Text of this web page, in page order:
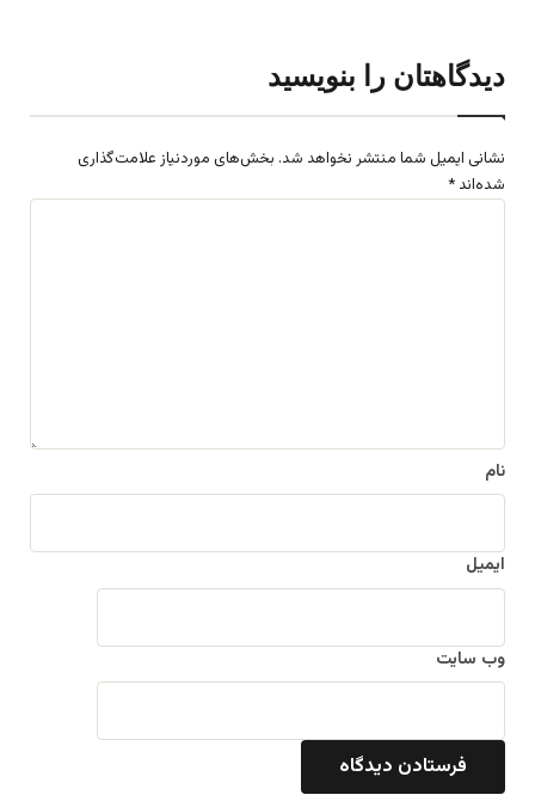
دیدگاهتان را بنویسید
نشانی ایمیل شما منتشر نخواهد شد. بخش‌های موردنیاز علامت‌گذاری
شده‌اند *
نام
ایمیل
وب‌ سایت